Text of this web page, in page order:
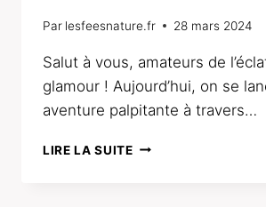
Par lesfeesnature.fr 28 mars 2024
Salut à vous, amateurs de
glamour ! Aujourd’hui, on se
aventure palpitante à travers…
LIRE LA SUITELE